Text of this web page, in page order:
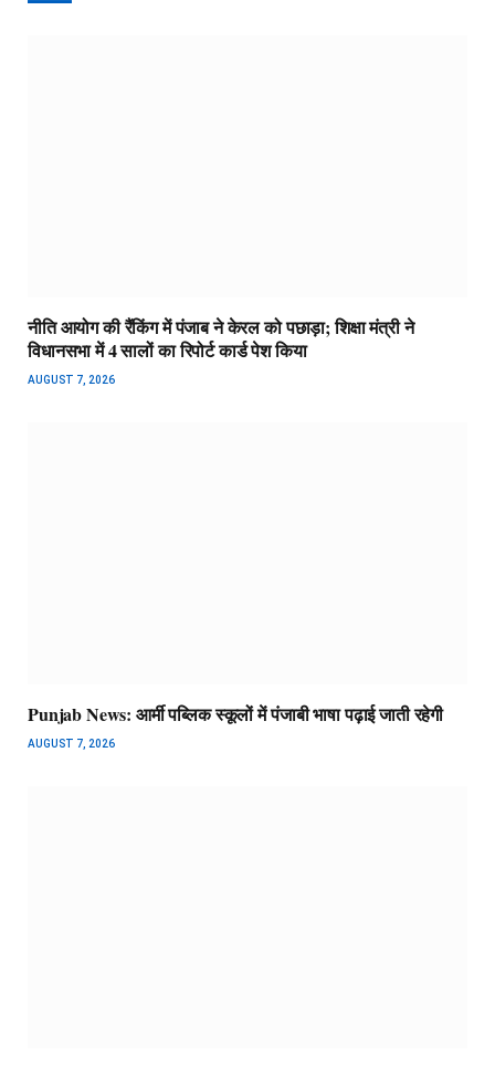
नीति आयोग की रैंकिंग में पंजाब ने केरल को पछाड़ा; शिक्षा मंत्री ने
विधानसभा में 4 सालों का रिपोर्ट कार्ड पेश किया
AUGUST 7, 2026
Punjab News: आर्मी पब्लिक स्कूलों में पंजाबी भाषा पढ़ाई जाती रहेगी
AUGUST 7, 2026